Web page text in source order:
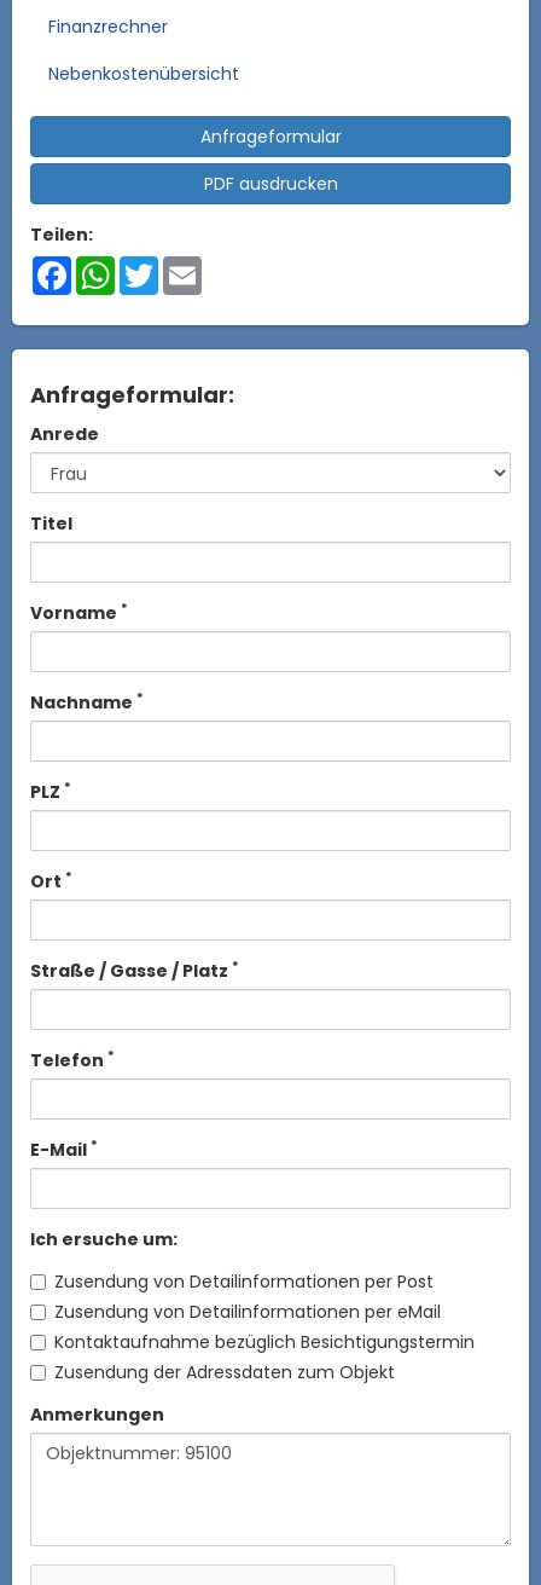
Finanzrechner
Nebenkostenübersicht
Anfrageformular
PDF ausdrucken
Teilen:
FacebookWhatsApp
Twitter
Anfrageformular:
Anrede
Titel
Vorname *
Nachname *
PLZ *
Ort *
Straße / Gasse / Platz *
Telefon *
E-Mail *
Ich ersuche um:
Zusendung von Detailinformationen per Post
Zusendung von Detailinformationen per eMail
Kontaktaufnahme bezüglich Besichtigungstermin
Zusendung der Adressdaten zum Objekt
Anmerkungen